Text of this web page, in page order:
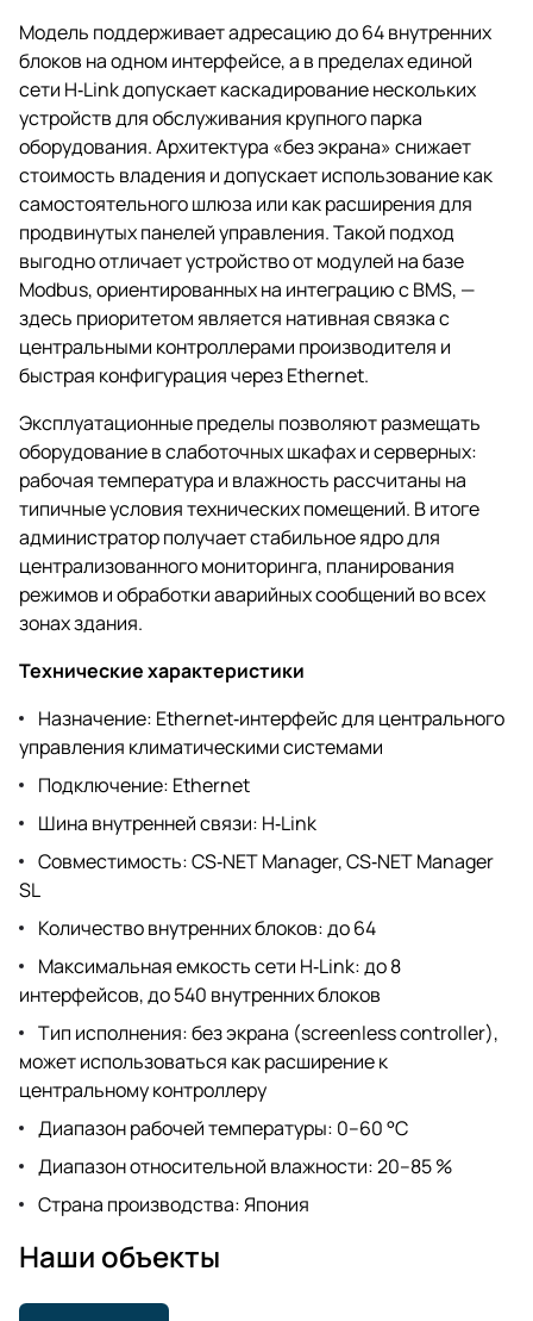
Модель поддерживает адресацию до 64 внутренних
блоков на одном интерфейсе, а в пределах единой
сети H‑Link допускает каскадирование нескольких
устройств для обслуживания крупного парка
оборудования. Архитектура «без экрана» снижает
стоимость владения и допускает использование как
самостоятельного шлюза или как расширения для
продвинутых панелей управления. Такой подход
выгодно отличает устройство от модулей на базе
Modbus, ориентированных на интеграцию с BMS, —
здесь приоритетом является нативная связка с
центральными контроллерами производителя и
быстрая конфигурация через Ethernet.
Эксплуатационные пределы позволяют размещать
оборудование в слаботочных шкафах и серверных:
рабочая температура и влажность рассчитаны на
типичные условия технических помещений. В итоге
администратор получает стабильное ядро для
централизованного мониторинга, планирования
режимов и обработки аварийных сообщений во всех
зонах здания.
Технические характеристики
Назначение: Ethernet‑интерфейс для центрального
управления климатическими системами
Подключение: Ethernet
Шина внутренней связи: H‑Link
Совместимость: CS‑NET Manager, CS‑NET Manager
SL
Количество внутренних блоков: до 64
Максимальная емкость сети H‑Link: до 8
интерфейсов, до 540 внутренних блоков
Тип исполнения: без экрана (screenless controller),
может использоваться как расширение к
центральному контроллеру
Диапазон рабочей температуры: 0–60 °C
Диапазон относительной влажности: 20–85 %
Страна производства: Япония
Наши объекты